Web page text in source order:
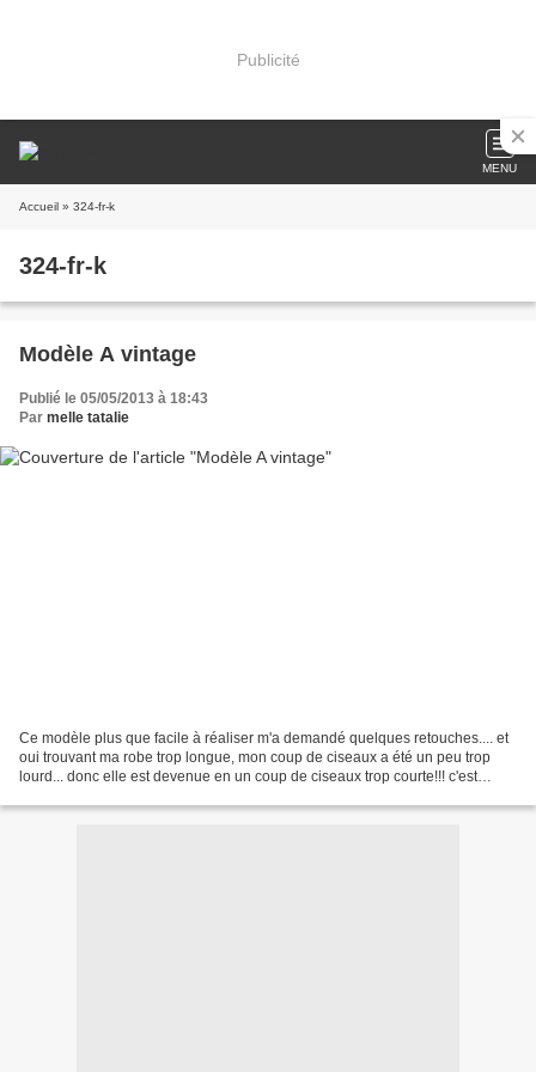
Publicité
MENU
Accueil » 324-fr-k
324-fr-k
Modèle A vintage
Publié le 05/05/2013 à 18:43
Par melle tatalie
Ce modèle plus que facile à réaliser m'a demandé quelques retouches.... et
oui trouvant ma robe trop longue, mon coup de ciseaux a été un peu trop
lourd... donc elle est devenue en un coup de ciseaux trop courte!!! c'est